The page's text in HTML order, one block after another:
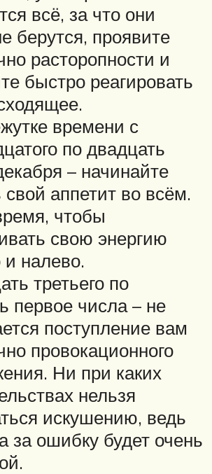
всё, за что они
берутся, проявите
расторопности и
быстро реагировать
времени с
по двадцать
– начинайте
аппетит во всём.
чтобы
свою энергию
и налево.
третьего по
первое числа – не
поступление вам
провокационного
Ни при каких
нельзя
искушению, ведь
за ошибку будет очень